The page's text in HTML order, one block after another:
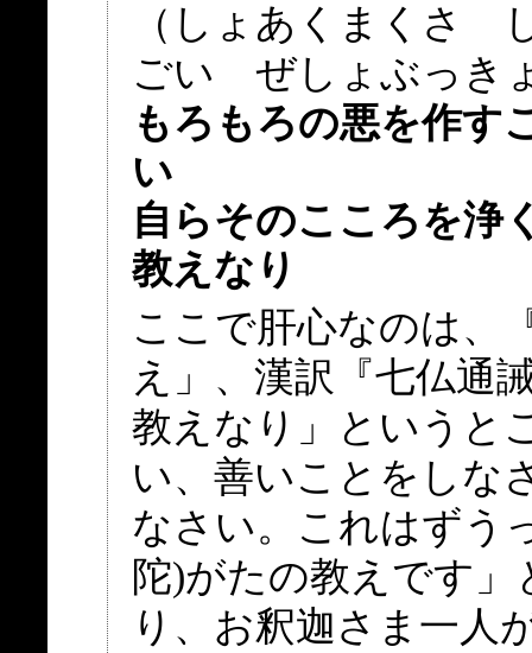
（しょあくまくさ
ごい ぜしょぶっき
もろもろの悪を作
い
自らそのこころを
教えなり
ここで肝心なのは、
え」、漢訳『七仏通
教えなり」というと
い、善いことをしな
なさい。これはずう
陀)がたの教えです
り、お釈迦さま一人